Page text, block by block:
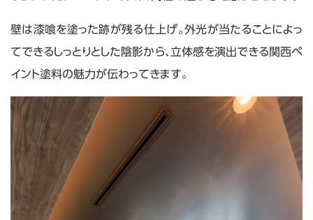
壁は漆喰を塗った跡が残る仕上げ。外光が当たることによっ
てできるしっとりとした陰影から、立体感を演出できる関西ペ
イント塗料の魅力が伝わってきます。